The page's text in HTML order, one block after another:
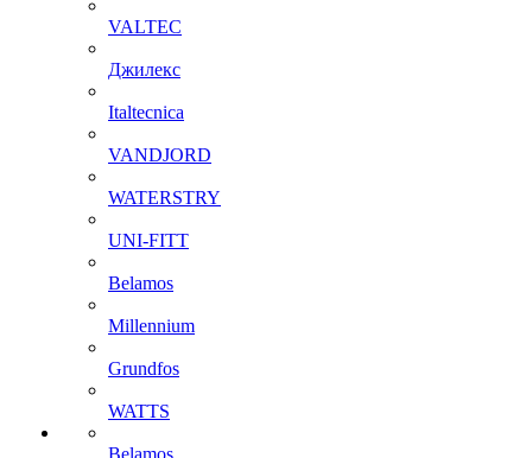
VALTEC
Джилекс
Italtecnica
VANDJORD
WATERSTRY
UNI-FITT
Belamos
Millennium
Grundfos
WATTS
Belamos